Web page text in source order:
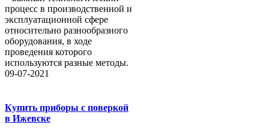
процесс в производственной и
эксплуатационной сфере
относительно разнообразного
оборудования, в ходе
проведения которого
используются разные методы.
09-07-2021
Купить приборы с поверкой
в Ижевске